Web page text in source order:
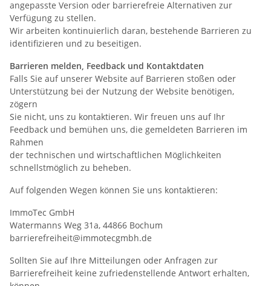
angepasste Version oder barrierefreie Alternativen zur
Verfügung zu stellen.
Wir arbeiten kontinuierlich daran, bestehende Barrieren zu
identifizieren und zu beseitigen.
Barrieren melden, Feedback und Kontaktdaten
Falls Sie auf unserer Website auf Barrieren stoßen oder
Unterstützung bei der Nutzung der Website benötigen,
zögern
Sie nicht, uns zu kontaktieren. Wir freuen uns auf Ihr
Feedback und bemühen uns, die gemeldeten Barrieren im
Rahmen
der technischen und wirtschaftlichen Möglichkeiten
schnellstmöglich zu beheben.
Auf folgenden Wegen können Sie uns kontaktieren:
ImmoTec GmbH
Watermanns Weg 31a, 44866 Bochum
barrierefreiheit@immotecgmbh.de
Sollten Sie auf Ihre Mitteilungen oder Anfragen zur
Barrierefreiheit keine zufriedenstellende Antwort erhalten,